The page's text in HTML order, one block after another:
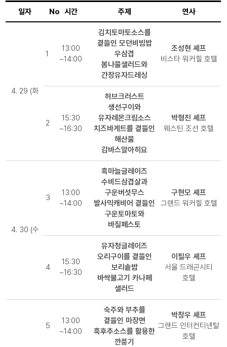
일자 No 시간 주제 연사
4. 29 (화
1
13:00
~14:00
김치토마토소스를
곁들인 모던비빔밥
우삼겹
봄나물샐러드와
간장유자드레싱
조성현 셰프
비스타 워커힐 호텔
2
15:30
~16:30
허브크러스트
생선구이와
유자레몬크림소스
치즈바게트를 곁들인
해산물
감바스알아히요
박형진 셰프
웨스틴 조선 호텔
4. 30 (수
3
13:00
~14:00
흑마늘글레이즈
수비드삼겹살과
구운버섯무스
발사믹캐비어 곁들인
구운토마토와
바질페스토
구현모 셰프
그랜드 워커힐 호텔
4
15:30
~16:30
유자청글레이즈
오리구이를 곁들인
보리솥밥
바싹불고기 카나페
샐러드
이필우 셰프
서울 드래곤시티
호텔
5
13:00
~14:00
숙주와 부추를
곁들인 마장면
흑후추소스를 활용한
깐풍기
박창우 셰프
그랜드 인터컨티넨탈
호텔